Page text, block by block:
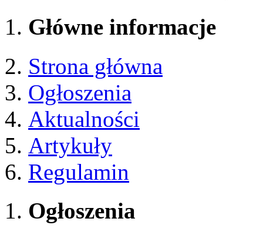
Główne informacje
Strona główna
Ogłoszenia
Aktualności
Artykuły
Regulamin
Ogłoszenia